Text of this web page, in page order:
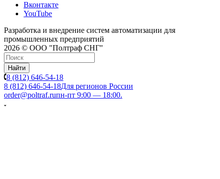
Вконтакте
YouTube
Разработка и внедрение систем автоматизации для
промышленных предприятий
2026 © ООО "Полтраф СНГ"
Найти
8 (812) 646-54-18
8 (812) 646-54-18Для регионов России
order@poltraf.ruпн-пт 9:00 — 18:00.